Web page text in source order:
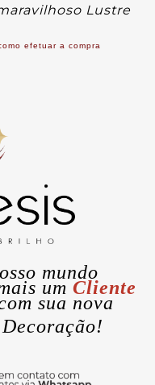
Lustre
efetuar a compra
mundo
um Cliente
sua nova
Decoração!